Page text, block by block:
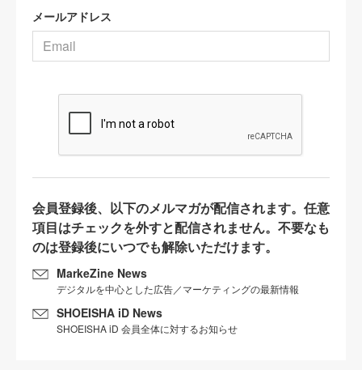
メールアドレス
会員登録後、以下のメルマガが配信されます。任意
項目はチェックを外すと配信されません。不要なも
のは登録後にいつでも解除いただけます。
MarkeZine News
デジタルを中心とした広告／マーケティングの最新情報
SHOEISHA iD News
SHOEISHA iD 会員全体に対するお知らせ